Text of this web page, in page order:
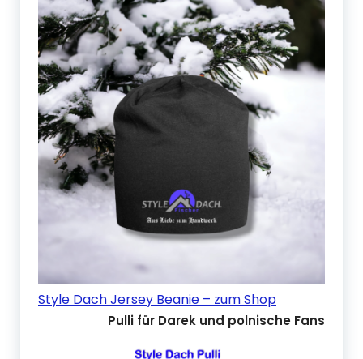
Style Dach Jersey Beanie – zum Shop
Pulli für Darek und polnische Fans